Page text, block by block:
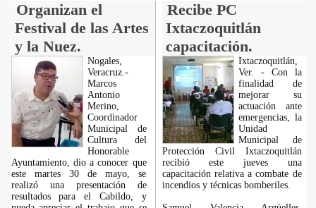
Organizan el
Festival de las Artes
y la Nuez.
Recibe PC
Ixtaczoquitlán
capacitación.
Nogales,
Veracruz.-
Marcos
Antonio
Merino,
Coordinador
Municipal de
Cultura del
Honorable
Ayuntamiento, dio a conocer que
este martes 30 de mayo, se
realizó una presentación de
resultados para el Cabildo, y
Ixtaczoquitlán,
Ver. - Con la
finalidad de
mejorar su
actuación ante
emergencias, la
Unidad
Municipal de
Protección Civil Ixtaczoquitlán
recibió este jueves una
capacitación relativa a combate de
incendios y técnicas bomberiles.